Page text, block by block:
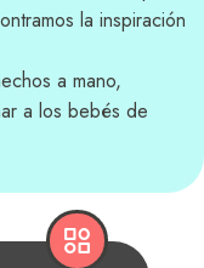
la inspiración
a mano,
a los bebés de